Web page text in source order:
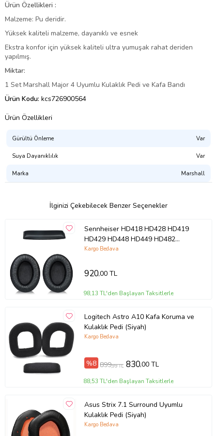
Ürün Özellikleri :
Malzeme: Pu deridir.
Yüksek kaliteli malzeme, dayanıklı ve esnek
Ekstra konfor için yüksek kaliteli ultra yumuşak rahat deriden
yapılmış.
Miktar:
1 Set Marshall Major 4 Uyumlu Kulaklık Pedi ve Kafa Bandı
Ürün Kodu: kcs726900564
Ürün Özellikleri
Gürültü Önleme Var
Suya Dayanıklılık Var
Marka Marshall
İlginizi Çekebilecek Benzer Seçenekler
Sennheiser HD418 HD428 HD419
HD429 HD448 HD449 HD482
Uyumlu Kulaklık Pedi ve Kafa
Kargo Bedava
920,00 TL
98,13 TL'den Başlayan Taksitlerle
Logitech Astro A10 Kafa Koruma ve
Kulaklık Pedi (Siyah)
Kargo Bedava
%8 899,99 TL 830,00 TL
88,53 TL'den Başlayan Taksitlerle
Asus Strix 7.1 Surround Uyumlu
Kulaklık Pedi (Siyah)
Kargo Bedava